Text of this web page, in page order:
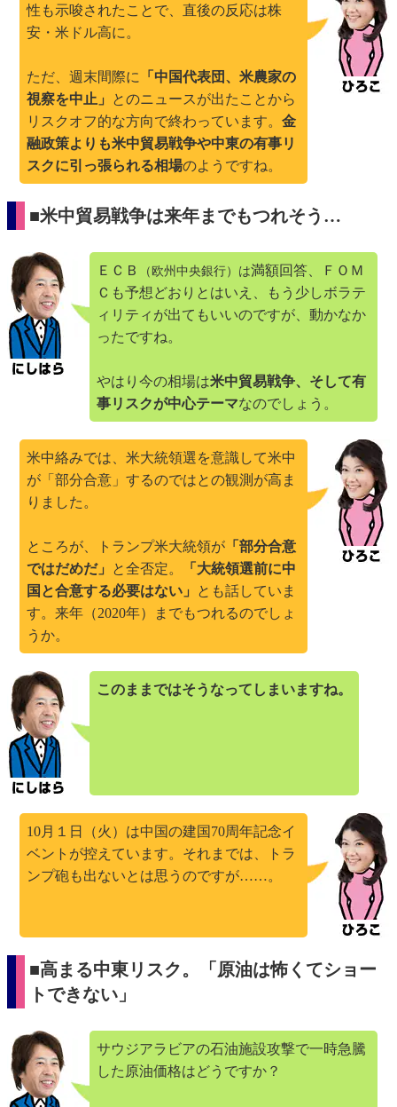
性も示唆されたことで、直後の反応は株
安・米ドル高に。
ただ、週末間際に
「中国代表団、米農家の
視察を中止」
とのニュースが出たことから
リスクオフ的な方向で終わっています。 金
融政策よりも米中貿易戦争や中東の有事リ
スクに引っ張られる相場のようですね。
■米中貿易戦争は来年までもつれそう…
ＥＣＢ （欧州中央銀行）は満額回答、ＦＯＭ
Ｃも予想どおりとはいえ、もう少しボラテ
ィリティが出てもいいのですが、動かなか
ったですね。
やはり今の相場は米中貿易戦争、そして有
事リスクが中心テーマなのでしょう。
米中絡みでは、米大統領選を意識して米中
が「部分合意」するのではとの観測が高ま
りました。
ところが、トランプ米大統領が 「部分合意
ではだめだ」
と全否定。
「大統領選前に中
国と合意する必要はない」
とも話していま
す。来年（2020年）までもつれるのでしょ
うか。
このままではそうなってしまいますね。
10月１日（火）は中国の建国70周年記念イ
ベントが控えています。それまでは、トラ
ンプ砲も出ないとは思うのですが……。
■高まる中東リスク。「原油は怖くてショー
トできない」
サウジアラビアの石油施設攻撃で一時急騰
した原油価格はどうですか？